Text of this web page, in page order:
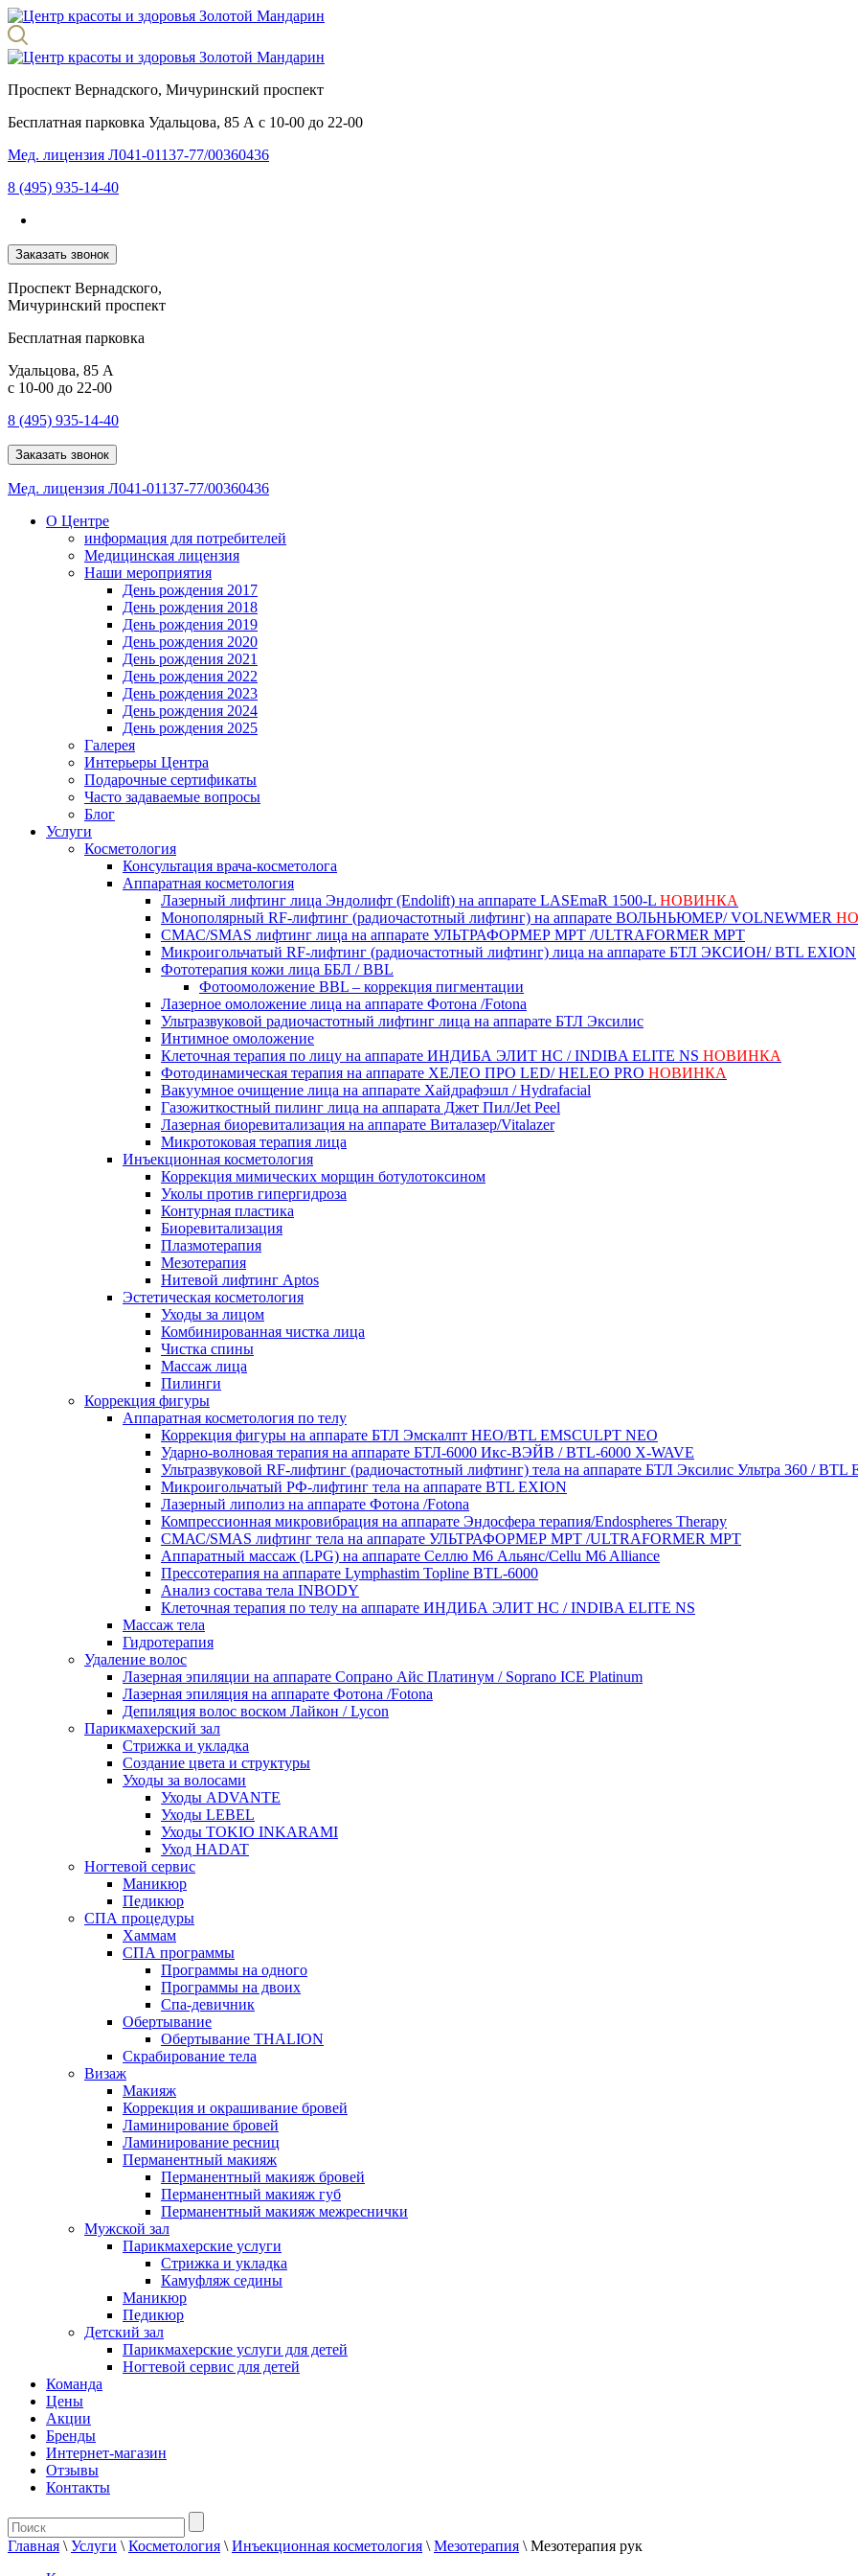
Проспект Вернадского, Мичуринский проспект
Бесплатная парковка Удальцова, 85 А с 10-00 до 22-00
Мед. лицензия Л041-01137-77/00360436
8 (495) 935-14-40
Заказать звонок
Проспект Вернадского,
Мичуринский проспект
Бесплатная парковка
Удальцова, 85 А
с 10-00 до 22-00
8 (495) 935-14-40
Заказать звонок
Мед. лицензия Л041-01137-77/00360436
О Центре
информация для потребителей
Медицинская лицензия
Наши мероприятия
День рождения 2017
День рождения 2018
День рождения 2019
День рождения 2020
День рождения 2021
День рождения 2022
День рождения 2023
День рождения 2024
День рождения 2025
Галерея
Интерьеры Центра
Подарочные сертификаты
Часто задаваемые вопросы
Блог
Услуги
Косметология
Консультация врача-косметолога
Аппаратная косметология
Лазерный лифтинг лица Эндолифт (Endolift) на аппарате LASEmaR 1500-L НОВИНКА
Монополярный RF‑лифтинг (радиочастотный лифтинг) на аппарате ВОЛЬНЬЮМЕР/ VOLNEWMER
СМАС/SMAS лифтинг лица на аппарате УЛЬТРАФОРМЕР MPT /ULTRAFORMER MPT
Микроигольчатый RF-лифтинг (радиочастотный лифтинг) лица на аппарате БТЛ ЭКСИОН/ BTL EXION
Фототерапия кожи лица ББЛ / BBL
Фотоомоложение BBL – коррекция пигментации
Лазерное омоложение лица на аппарате Фотона /Fotona
Ультразвуковой радиочастотный лифтинг лица на аппарате БТЛ Эксилис
Интимное омоложение
Клеточная терапия по лицу на аппарате ИНДИБА ЭЛИТ НС / INDIBA ELITE NS НОВИНКА
Фотодинамическая терапия на аппарате ХЕЛЕО ПРО LED/ HELEO PRO НОВИНКА
Вакуумное очищение лица на аппарате Хайдрафэшл / Hydrafacial
Газожиткостный пилинг лица на аппарата Джет Пил/Jet Peel
Лазерная биоревитализация на аппарате Виталазер/Vitalazer
Микротоковая терапия лица
Инъекционная косметология
Коррекция мимических морщин ботулотоксином
Уколы против гипергидроза
Контурная пластика
Биоревитализация
Плазмотерапия
Мезотерапия
Нитевой лифтинг Aptos
Эстетическая косметология
Уходы за лицом
Комбинированная чистка лица
Чистка спины
Массаж лица
Пилинги
Коррекция фигуры
Аппаратная косметология по телу
Коррекция фигуры на аппарате БТЛ Эмскалпт НЕО/BTL EMSCULPT NEO
Ударно-волновая терапия на аппарате БТЛ-6000 Икс-ВЭЙВ / BTL-6000 X-WAVE
Ультразвуковой RF‑лифтинг (радиочастотный лифтинг) тела на аппарате БТЛ Эксилис Ультра 360 /
Микроигольчатый РФ-лифтинг тела на аппарате BTL EXION
Лазерный липолиз на аппарате Фотона /Fotona
Компрессионная микровибрация на аппарате Эндосфера терапия/Endospheres Therapy
СМАС/SMAS лифтинг тела на аппарате УЛЬТРАФОРМЕР MPT /ULTRAFORMER MPT
Аппаратный массаж (LPG) на аппарате Селлю М6 Альянс/Cellu M6 Alliance
Прессотерапия на аппарате Lymphastim Topline BTL-6000
Анализ состава тела INBODY
Клеточная терапия по телу на аппарате ИНДИБА ЭЛИТ НС / INDIBA ELITE NS
Массаж тела
Гидротерапия
Удаление волос
Лазерная эпиляции на аппарате Сопрано Айс Платинум / Soprano ICE Platinum
Лазерная эпиляция на аппарате Фотона /Fotona
Депиляция волос воском Лайкон / Lycon
Парикмахерский зал
Стрижка и укладка
Создание цвета и структуры
Уходы за волосами
Уходы ADVANTE
Уходы LEBEL
Уходы TOKIO INKARAMI
Уход HADAT
Ногтевой сервис
Маникюр
Педикюр
СПА процедуры
Хаммам
СПА программы
Программы на одного
Программы на двоих
Спа-девичник
Обертывание
Обертывание THALION
Скрабирование тела
Визаж
Макияж
Коррекция и окрашивание бровей
Ламинирование бровей
Ламинирование ресниц
Перманентный макияж
Перманентный макияж бровей
Перманентный макияж губ
Перманентный макияж межреснички
Мужской зал
Парикмахерские услуги
Стрижка и укладка
Камуфляж седины
Маникюр
Педикюр
Детский зал
Парикмахерские услуги для детей
Ногтевой сервис для детей
Команда
Цены
Акции
Бренды
Интернет-магазин
Отзывы
Контакты
Главная \ Услуги \ Косметология \ Инъекционная косметология \ Мезотерапия \ Мезотерапия рук